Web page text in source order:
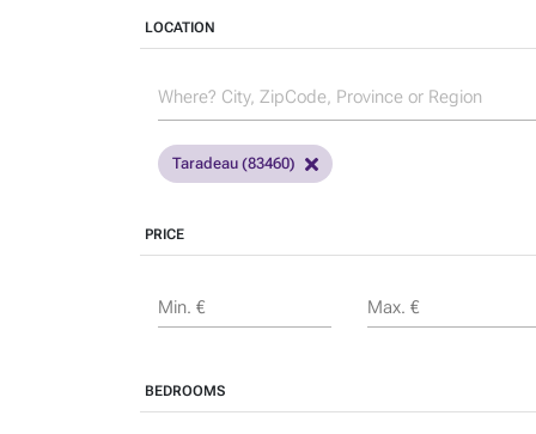
LOCATION
Taradeau (83460)
PRICE
Min. € Max. €
BEDROOMS